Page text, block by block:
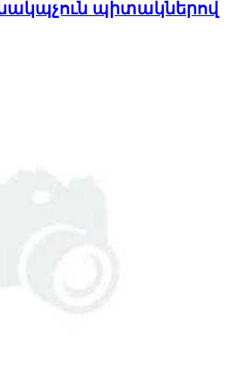
պիտակներով